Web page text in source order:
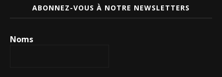
ABONNEZ-VOUS À NOTRE NEWSLETTERS
Noms